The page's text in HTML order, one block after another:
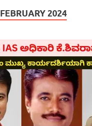
FEBRUARY 2024